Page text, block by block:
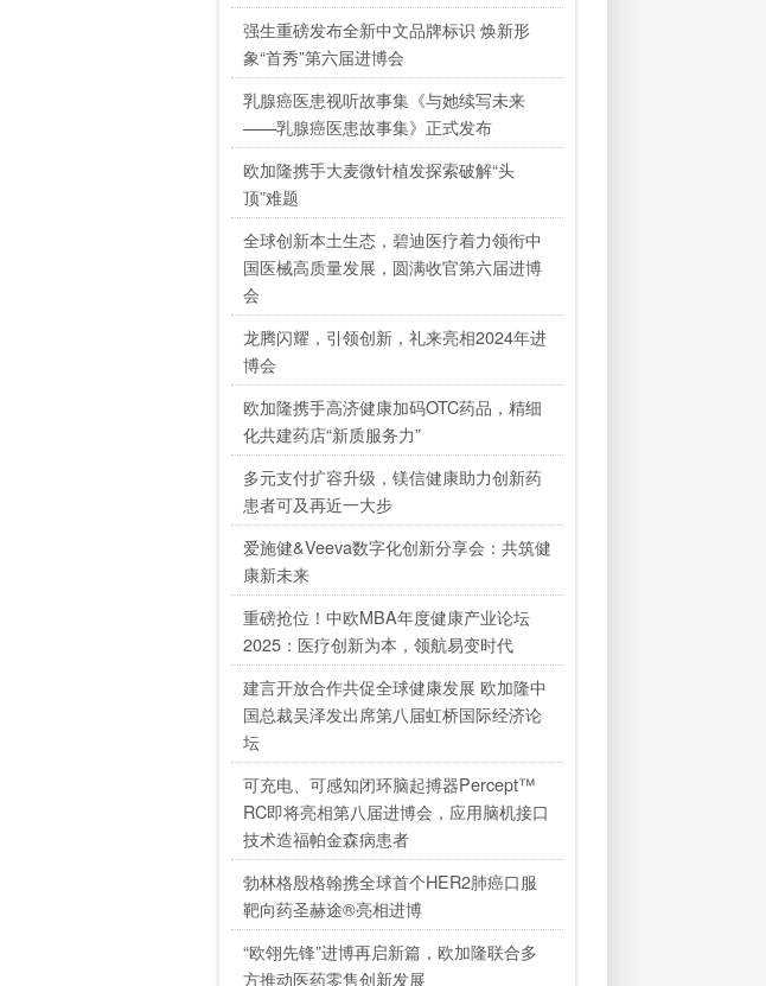
强生重磅发布全新中文品牌标识 焕新形
象“首秀”第六届进博会
乳腺癌医患视听故事集《与她续写未来
——乳腺癌医患故事集》正式发布
欧加隆携手大麦微针植发探索破解“头
顶”难题
全球创新本土生态，碧迪医疗着力领衔中
国医械高质量发展，圆满收官第六届进博
会
龙腾闪耀，引领创新，礼来亮相2024年进
博会
欧加隆携手高济健康加码OTC药品，精细
化共建药店“新质服务力”
多元支付扩容升级，镁信健康助力创新药
患者可及再近一大步
爱施健&Veeva数字化创新分享会：共筑健
康新未来
重磅抢位！中欧MBA年度健康产业论坛
2025：医疗创新为本，领航易变时代
建言开放合作共促全球健康发展 欧加隆中
国总裁吴泽发出席第八届虹桥国际经济论
坛
可充电、可感知闭环脑起搏器Percept™
RC即将亮相第八届进博会，应用脑机接口
技术造福帕金森病患者
勃林格殷格翰携全球首个HER2肺癌口服
靶向药圣赫途®亮相进博
“欧翎先锋”进博再启新篇，欧加隆联合多
方推动医药零售创新发展